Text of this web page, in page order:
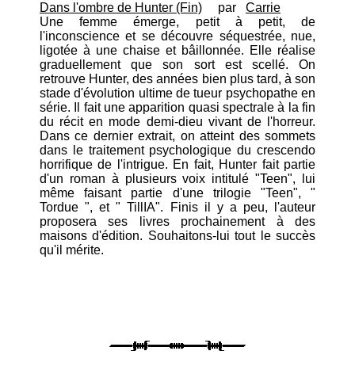
Dans l'ombre de Hunter (Fin) par Carrie
Une femme émerge, petit à petit, de
l'inconscience et se découvre séquestrée, nue,
ligotée à une chaise et bâillonnée. Elle réalise
graduellement que son sort est scellé. On
retrouve Hunter, des années bien plus tard, à son
stade d'évolution ultime de tueur psychopathe en
série. Il fait une apparition quasi spectrale à la fin
du récit en mode demi-dieu vivant de l'horreur.
Dans ce dernier extrait, on atteint des sommets
dans le traitement psychologique du crescendo
horrifique de l'intrigue. En fait, Hunter fait partie
d'un roman à plusieurs voix intitulé "Teen", lui
même faisant partie d'une trilogie "Teen", "
Tordue ", et " TillIA". Finis il y a peu, l'auteur
proposera ses livres prochainement à des
maisons d'édition. Souhaitons-lui tout le succès
qu'il mérite.